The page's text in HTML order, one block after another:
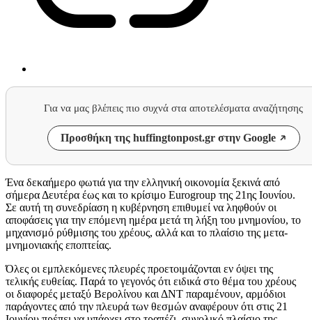
Για να μας βλέπεις πιο συχνά στα αποτελέσματα αναζήτησης
Προσθήκη της huffingtonpost.gr στην Google
Ένα δεκαήμερο φωτιά για την ελληνική οικονομία ξεκινά από
σήμερα Δευτέρα έως και το κρίσιμο Eurogroup της 21ης Ιουνίου.
Σε αυτή τη συνεδρίαση η κυβέρνηση επιθυμεί να ληφθούν οι
αποφάσεις για την επόμενη ημέρα μετά τη λήξη του μνημονίου, το
μηχανισμό ρύθμισης του χρέους, αλλά και το πλαίσιο της μετα-
μνημονιακής εποπτείας.
Όλες οι εμπλεκόμενες πλευρές προετοιμάζονται εν όψει της
τελικής ευθείας. Παρά το γεγονός ότι ειδικά στο θέμα του χρέους
οι διαφορές μεταξύ Βερολίνου και ΔΝΤ παραμένουν, αρμόδιοι
παράγοντες από την πλευρά των θεσμών αναφέρουν ότι στις 21